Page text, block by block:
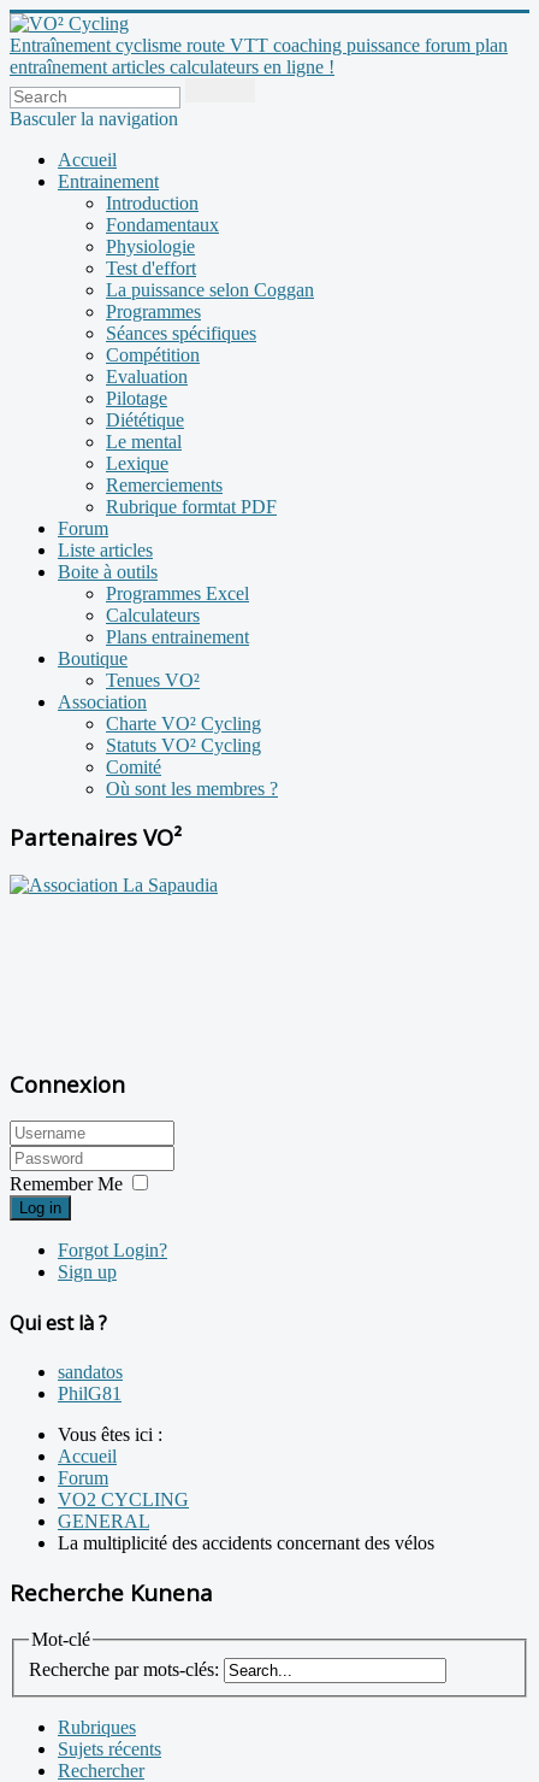
Entraînement cyclisme route VTT coaching puissance forum plan
entraînement articles calculateurs en ligne !
Basculer la navigation
Accueil
Entrainement
Introduction
Fondamentaux
Physiologie
Test d'effort
La puissance selon Coggan
Programmes
Séances spécifiques
Compétition
Evaluation
Pilotage
Diététique
Le mental
Lexique
Remerciements
Rubrique formtat PDF
Forum
Liste articles
Boite à outils
Programmes Excel
Calculateurs
Plans entrainement
Boutique
Tenues VO²
Association
Charte VO² Cycling
Statuts VO² Cycling
Comité
Où sont les membres ?
Partenaires VO²
Connexion
Remember Me
Log in
Forgot Login?
Sign up
Qui est là ?
sandatos
PhilG81
Vous êtes ici :
Accueil
Forum
VO2 CYCLING
GENERAL
La multiplicité des accidents concernant des vélos
Recherche Kunena
Mot-clé
Recherche par mots-clés:
Rubriques
Sujets récents
Rechercher